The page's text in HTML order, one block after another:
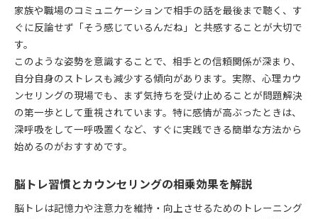
家族でできるカウンセリング流脳トレ趣味特集
無理なく続く趣味でカウンセリング効果を実感
カウンセリングで高める共感力と脳トレの関係
共感力を育てるカウンセリング流会話のコツ
脳トレにも役立つカウンセリング的共感の実践
家族や職場で使えるカウンセリング共感法
カウンセリング視点の共感力向上術を紹介
カウンセリング的に見るSwitch脳トレの効果
Switch脳トレは本当に効果があるのか検証
家族や職場のコミュニケーションで相手の話を最後まで聴く、す
ぐに反論せず「そう感じているんだね」と共感することが大切で
す。
このような姿勢を意識することで、相手との信頼関係が深まり、
自分自身のストレスも減少する傾向があります。実際、心理カウ
ンセリングの現場でも、まず気持ちを受け止めることが問題解決
の第一歩として重視されています。特に感情が高ぶったときは、
深呼吸をして一呼吸置くなど、すぐに実践できる簡単な方法から
始めるのがおすすめです。
脳トレ習慣とカウンセリングの相乗効果を解説
脳トレは記憶力や注意力を維持・向上させるためのトレーニング